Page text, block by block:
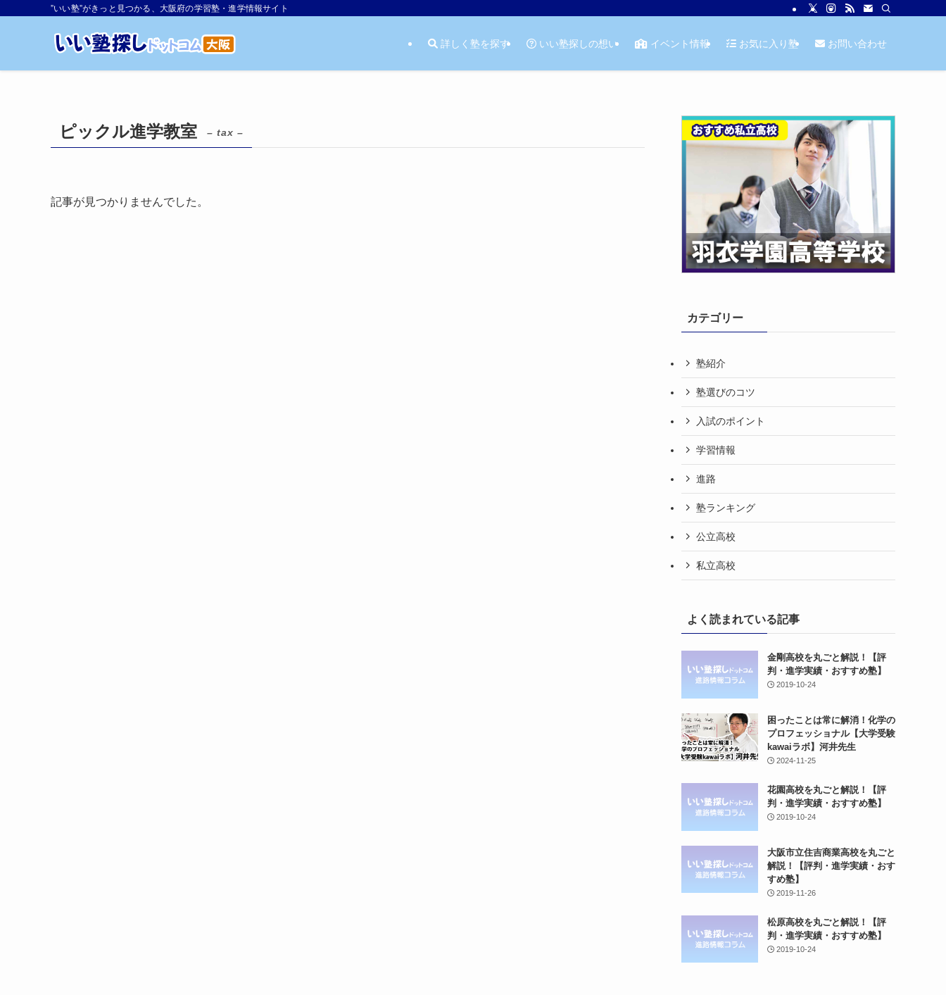
”いい塾”がきっと見つかる、大阪府の学習塾・進学情報サイト
詳しく塾を探す いい塾探しの想い イベント情報 お気に入り塾 お問い合わせ
ピックル進学教室 – tax –
記事が見つかりませんでした。
カテゴリー
塾紹介
塾選びのコツ
入試のポイント
学習情報
進路
塾ランキング
公立高校
私立高校
よく読まれている記事
金剛高校を丸ごと解説！【評
判・進学実績・おすすめ塾】
2019-10-24
困ったことは常に解消！化学の
プロフェッショナル【大学受験
kawaiラボ】河井先生
2024-11-25
花園高校を丸ごと解説！【評
判・進学実績・おすすめ塾】
2019-10-24
大阪市立住吉商業高校を丸ごと
解説！【評判・進学実績・おす
すめ塾】
2019-11-26
松原高校を丸ごと解説！【評
判・進学実績・おすすめ塾】
2019-10-24